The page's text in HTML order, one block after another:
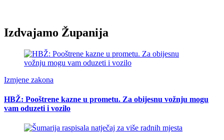
Izdvajamo Županija
Izmjene zakona
HBŽ: Pooštrene kazne u prometu. Za obijesnu vožnju mogu
vam oduzeti i vozilo